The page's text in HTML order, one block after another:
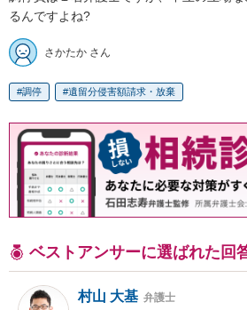
るんですよね?
さかたか さん
調停 遺留分侵害額請求・放棄
ベストアンサーに選ばれた回
村山 大基 弁護士